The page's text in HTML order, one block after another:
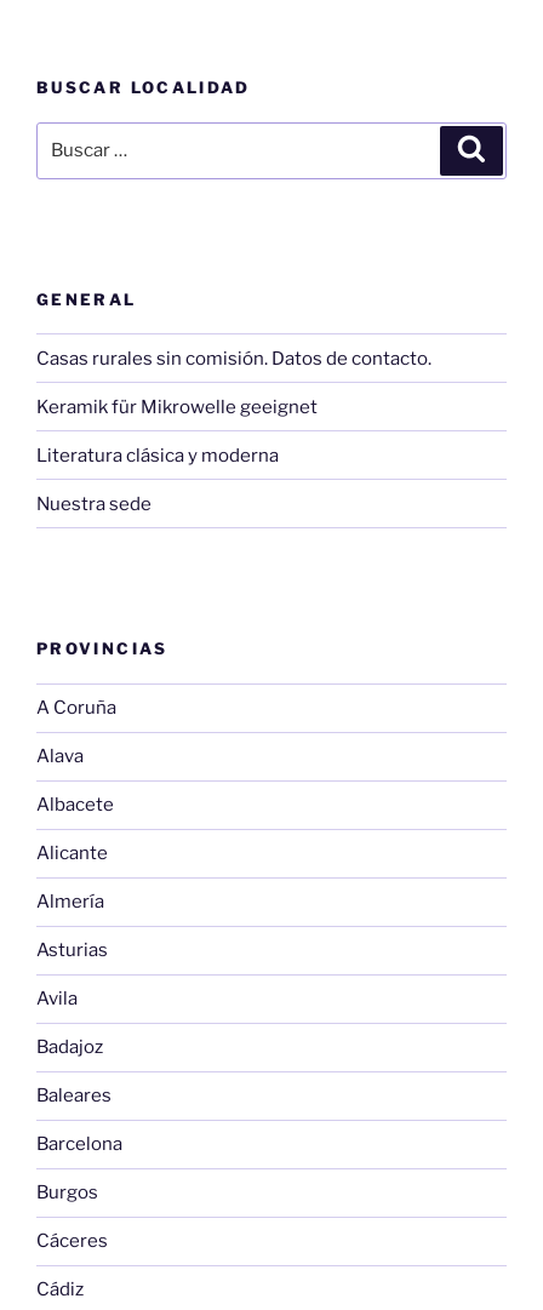
BUSCAR LOCALIDAD
por:
GENERAL
Casas rurales sin comisión. Datos de contacto.
Keramik für Mikrowelle geeignet
Literatura clásica y moderna
Nuestra sede
PROVINCIAS
A Coruña
Alava
Albacete
Alicante
Almería
Asturias
Avila
Badajoz
Baleares
Barcelona
Burgos
Cáceres
Cádiz